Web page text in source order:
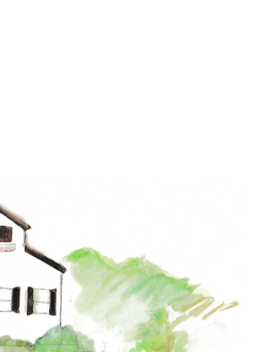
話からお問い合わせはこちら
090-6669-7779